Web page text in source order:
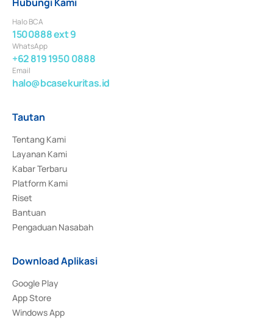
Halo BCA
1500888 ext 9
WhatsApp
+62 819 1950 0888
Email
halo@bcasekuritas.id
Tautan
Tentang Kami
Layanan Kami
Kabar Terbaru
Platform Kami
Riset
Bantuan
Pengaduan Nasabah
Download Aplikasi
Google Play
App Store
Windows App